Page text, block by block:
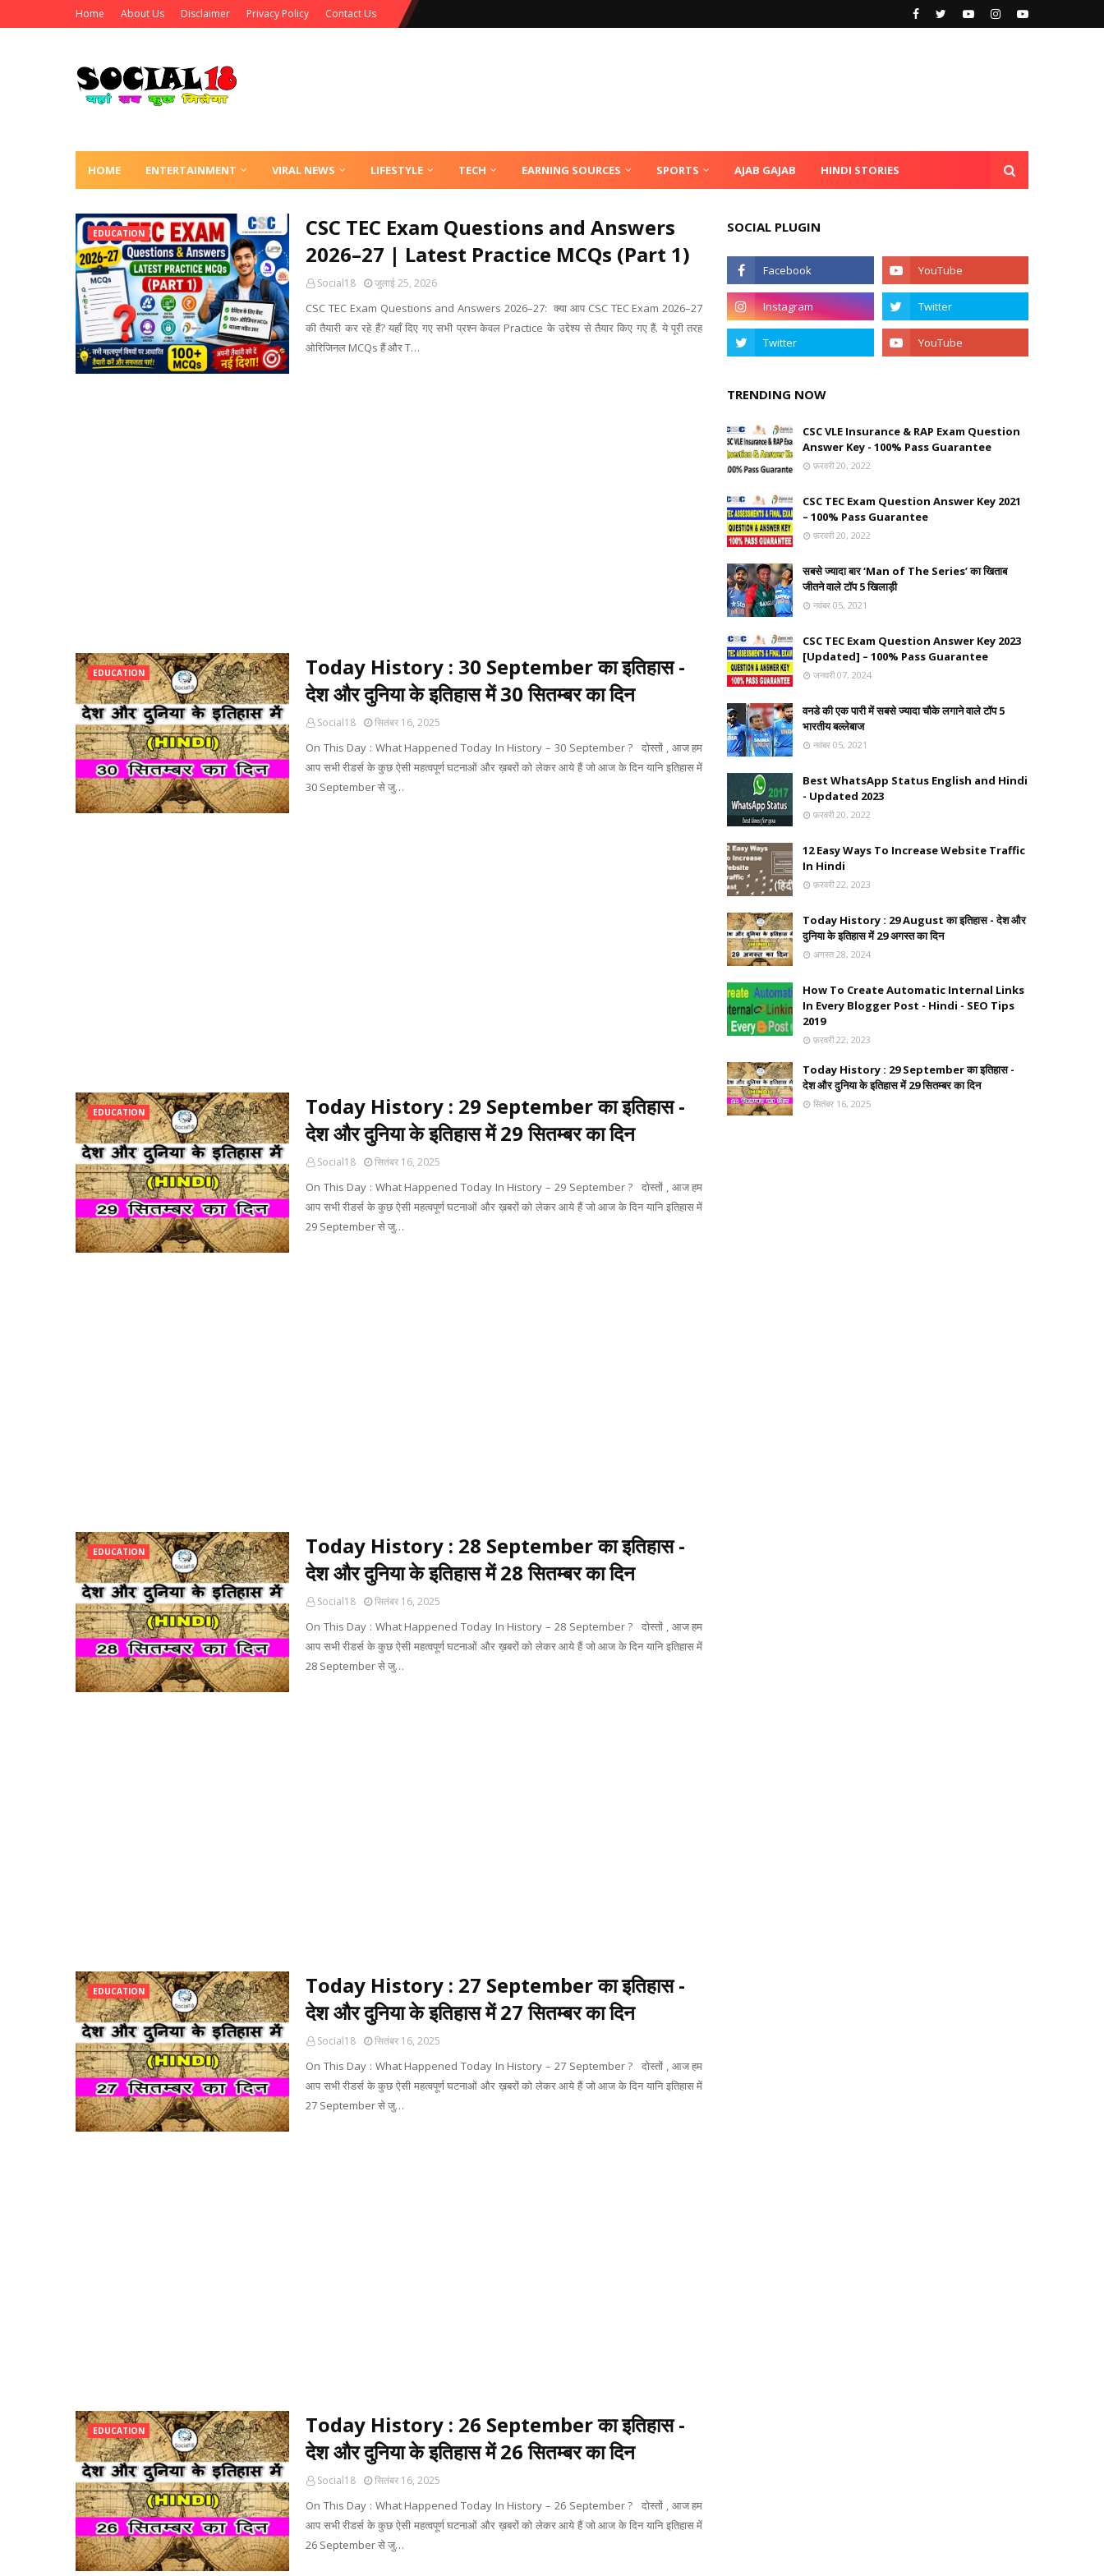
Home About Us Disclaimer Privacy Policy Contact Us
HOME ENTERTAINMENT VIRAL NEWS LIFESTYLE TECH EARNING SOURCES SPORTS AJAB GAJAB HINDI STORIES
EDUCATION
CSC TEC Exam Questions and Answers
2026–27 | Latest Practice MCQs (Part 1)
Social18 जुलाई 25, 2026
CSC TEC Exam Questions and Answers 2026–27: क्या आप CSC TEC Exam 2026–27
की तैयारी कर रहे हैं? यहाँ दिए गए सभी प्रश्न केवल Practice के उद्देश्य से तैयार किए गए हैं. ये पूरी तरह
ओरिजिनल MCQs हैं और T…
EDUCATION
Today History : 30 September का इतिहास -
देश और दुनिया के इतिहास में 30 सितम्बर का दिन
Social18 सितंबर 16, 2025
On This Day : What Happened Today In History – 30 September ? दोस्तों , आज हम
आप सभी रीडर्स के कुछ ऐसी महत्वपूर्ण घटनाओं और ख़बरों को लेकर आये हैं जो आज के दिन यानि इतिहास में
30 September से जु…
EDUCATION
Today History : 29 September का इतिहास -
देश और दुनिया के इतिहास में 29 सितम्बर का दिन
Social18 सितंबर 16, 2025
On This Day : What Happened Today In History – 29 September ? दोस्तों , आज हम
आप सभी रीडर्स के कुछ ऐसी महत्वपूर्ण घटनाओं और ख़बरों को लेकर आये हैं जो आज के दिन यानि इतिहास में
29 September से जु…
EDUCATION
Today History : 28 September का इतिहास -
देश और दुनिया के इतिहास में 28 सितम्बर का दिन
Social18 सितंबर 16, 2025
On This Day : What Happened Today In History – 28 September ? दोस्तों , आज हम
आप सभी रीडर्स के कुछ ऐसी महत्वपूर्ण घटनाओं और ख़बरों को लेकर आये हैं जो आज के दिन यानि इतिहास में
28 September से जु…
EDUCATION
Today History : 27 September का इतिहास -
देश और दुनिया के इतिहास में 27 सितम्बर का दिन
Social18 सितंबर 16, 2025
On This Day : What Happened Today In History – 27 September ? दोस्तों , आज हम
आप सभी रीडर्स के कुछ ऐसी महत्वपूर्ण घटनाओं और ख़बरों को लेकर आये हैं जो आज के दिन यानि इतिहास में
27 September से जु…
EDUCATION
Today History : 26 September का इतिहास -
देश और दुनिया के इतिहास में 26 सितम्बर का दिन
Social18 सितंबर 16, 2025
On This Day : What Happened Today In History – 26 September ? दोस्तों , आज हम
आप सभी रीडर्स के कुछ ऐसी महत्वपूर्ण घटनाओं और ख़बरों को लेकर आये हैं जो आज के दिन यानि इतिहास में
26 September से जु…
SOCIAL PLUGIN
TRENDING NOW
CSC VLE Insurance & RAP Exam Question
Answer Key - 100% Pass Guarantee
फ़रवरी 20, 2022
CSC TEC Exam Question Answer Key 2021
– 100% Pass Guarantee
फ़रवरी 20, 2022
सबसे ज्यादा बार ‘Man of The Series’ का खिताब
जीतने वाले टॉप 5 खिलाड़ी
नवंबर 05, 2021
CSC TEC Exam Question Answer Key 2023
[Updated] – 100% Pass Guarantee
जनवरी 07, 2024
वनडे की एक पारी में सबसे ज्यादा चौके लगाने वाले टॉप 5
भारतीय बल्लेबाज
नवंबर 05, 2021
Best WhatsApp Status English and Hindi
- Updated 2023
फ़रवरी 20, 2022
12 Easy Ways To Increase Website Traffic
In Hindi
फ़रवरी 22, 2023
Today History : 29 August का इतिहास - देश और
दुनिया के इतिहास में 29 अगस्त का दिन
अगस्त 28, 2024
How To Create Automatic Internal Links
In Every Blogger Post - Hindi - SEO Tips
2019
फ़रवरी 22, 2023
Today History : 29 September का इतिहास -
देश और दुनिया के इतिहास में 29 सितम्बर का दिन
सितंबर 16, 2025